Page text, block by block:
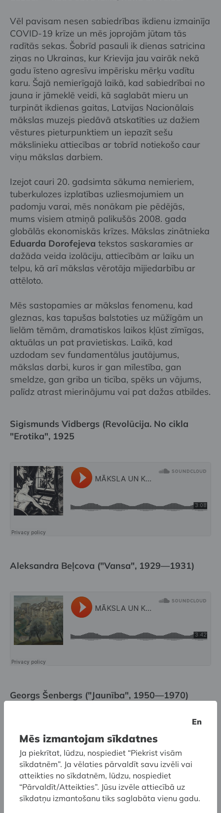
Vēl pavisam nesen sabiedrības ikdienu izmainīja
COVID-19 krīze un mēs joprojām jūtam tās
radītās sekas. Šobrīd pasauli ik dienas satricina
ziņas no Ukrainas, kur Krievija jau vairāk nekā
gadu īsteno agresīvu impērisku mērķu vadītu
karu. Šajā nemierīgajā laikā, kad sabiedrībai no
jauna ir jāmeklē veidi, kā saglabāt mieru un
turpināt ikdienas gaitas, Latvijas Nacionālais
mākslas muzejs piedāvā atskatīties uz dažiem
vēstures pieturpunktiem un iepazīt sešu
mākslinieku attiecības ar tobrīd notiekošo caur
viņu mākslas darbiem.
Izejot cauri 20. gadsimta sākuma nemieriem,
tuberkulozes izplatības uzliesmojumiem un
padomju varai, mēs nonākam pie pēdējās,
mums visiem atmiņā palikušās 2008. gada
globālās ekonomiskās krīzes. Mākslas zinātnieka
Eduarda Dorofejeva tekstos saskaramies ar
dažāda veida izolāciju, attiecībām ar laiku un
telpu, kā arī mākslas vērotāja mijiedarbību ar
attēloto.
Mēs sastopamies ar mākslas fenomenu, kad
gleznas, kas tapušas balstoties uz mūžīgām un
lielām tēmām, dramatiskos laikos kļūst zīmīgas,
aktuālas un pat pravietiskas. Laikā, kad
uzdodam sev fundamentālus jautājumus,
mākslas darbi, kuros ir gan mīlestība, gan
smeldze, gan griba un ticība, spēks un vājums,
palīdz atrast mierinājumu vai pat dažas atbildes.
Sigismunds Vidbergs (Revolūcija. No cikla
"Erotika", 1925
Aleksandra Beļcova ("Vansa", 1929—1931)
Georgs Šenbergs ("Jaunība", 1950—1970)
En
Mēs izmantojam sīkdatnes
Ja piekrītat, lūdzu, nospiediet “Piekrist visām
sīkdatnēm”. Ja vēlaties pārvaldīt savu izvēli vai
atteikties no sīkdatnēm, lūdzu, nospiediet
“Pārvaldīt/Atteikties”. Jūsu izvēle attiecībā uz
sīkdatņu izmantošanu tiks saglabāta vienu gadu.